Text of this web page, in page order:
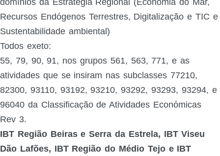
Recursos Endógenos Terrestres, Digitalização e TIC e
Sustentabilidade ambiental)
Todos exeto:
55, 79, 90, 91, nos grupos 561, 563, 771, e as
atividades que se insiram nas subclasses 77210,
82300, 93110, 93192, 93210, 93292, 93293, 93294, e
96040 da Classificação de Atividades Económicas
Rev 3.
IBT Região Beiras e Serra da Estrela, IBT Viseu
Dão Lafões, IBT Região do Médio Tejo e IBT